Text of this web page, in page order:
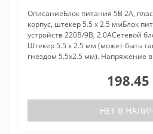
ОписаниеБлок питания 5В 2A,
корпус, штекер 5.5 x 2.5 ммБлок
устройств 220В/9В, 2.0АСетевой
Штекер 5.5 x 2.5 мм (может быть
гнездом 5.5x2.5 мм). Напряжение
198.45
НЕТ В